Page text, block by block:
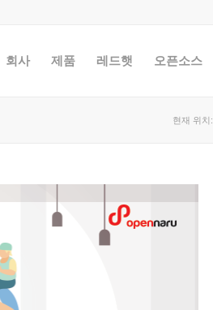
회사 제품 레드햇 오픈소스
현재 위치: